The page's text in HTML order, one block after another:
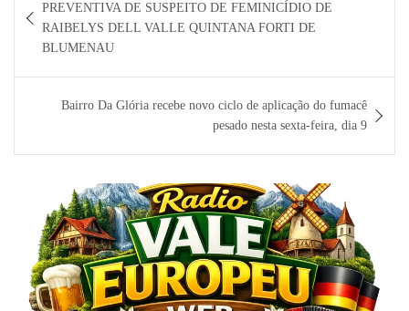
Post
PREVENTIVA DE SUSPEITO DE FEMINICÍDIO DE
RAIBELYS DELL VALLE QUINTANA FORTI DE
BLUMENAU
Bairro Da Glória recebe novo ciclo de aplicação do fumacê
pesado nesta sexta-feira, dia 9